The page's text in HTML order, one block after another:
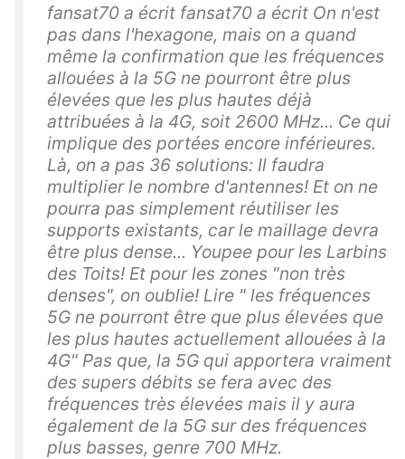
fansat70 a écrit fansat70 a écrit On n'est
pas dans l'hexagone, mais on a quand
même la confirmation que les fréquences
allouées à la 5G ne pourront être plus
élevées que les plus hautes déjà
attribuées à la 4G, soit 2600 MHz... Ce qui
implique des portées encore inférieures.
Là, on a pas 36 solutions: Il faudra
multiplier le nombre d'antennes! Et on ne
pourra pas simplement réutiliser les
supports existants, car le maillage devra
être plus dense... Youpee pour les Larbins
des Toits! Et pour les zones "non très
denses", on oublie! Lire " les fréquences
5G ne pourront être que plus élevées que
les plus hautes actuellement allouées à la
4G" Pas que, la 5G qui apportera vraiment
des supers débits se fera avec des
fréquences très élevées mais il y aura
également de la 5G sur des fréquences
plus basses, genre 700 MHz.